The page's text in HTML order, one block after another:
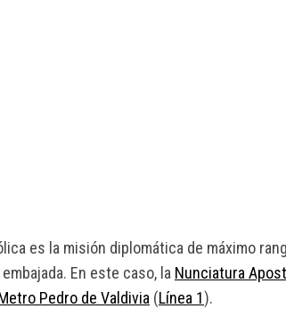
es la misión diplomática de máximo
En este caso, la Nunciatura
Pedro de Valdivia (Línea 1).